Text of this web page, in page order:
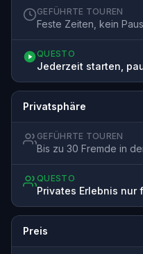
GEFÜHRTE TOUREN
Feste Zeiten, kein
QUESTO
Jederzeit starten,
Privatsphäre
GEFÜHRTE TOUREN
Bis zu 30 Fremde in
QUESTO
Privates Erlebnis nur
Preis